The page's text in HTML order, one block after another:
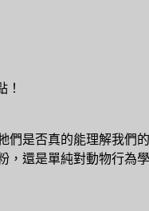
！
們是否真的能理解我們
還是單純對動物行